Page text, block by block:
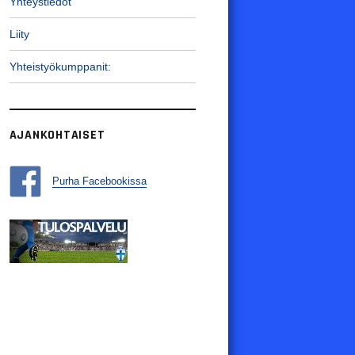
Liity
Yhteistyökumppanit:
AJANKOHTAISET
Purha Facebookissa